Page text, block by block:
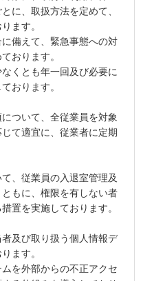
に、取扱方法を定めて、
ます。
備えて、緊急事態への対
おります。
くとも年一回及び必要に
おります。
ついて、全従業員を対象
て適宜に、従業者に定期
、従業員の入退室管理及
もに、権限を有しない者
置を実施しております。
及び取り扱う個人情報デ
ます。
を外部からの不正アクセ